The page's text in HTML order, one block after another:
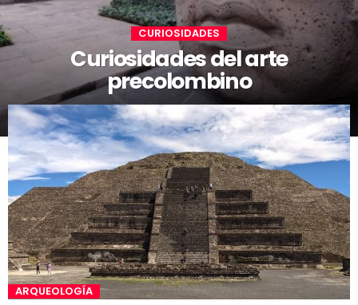
CURIOSIDADES
Curiosidades del arte
precolombino
ARQUEOLOGÍA